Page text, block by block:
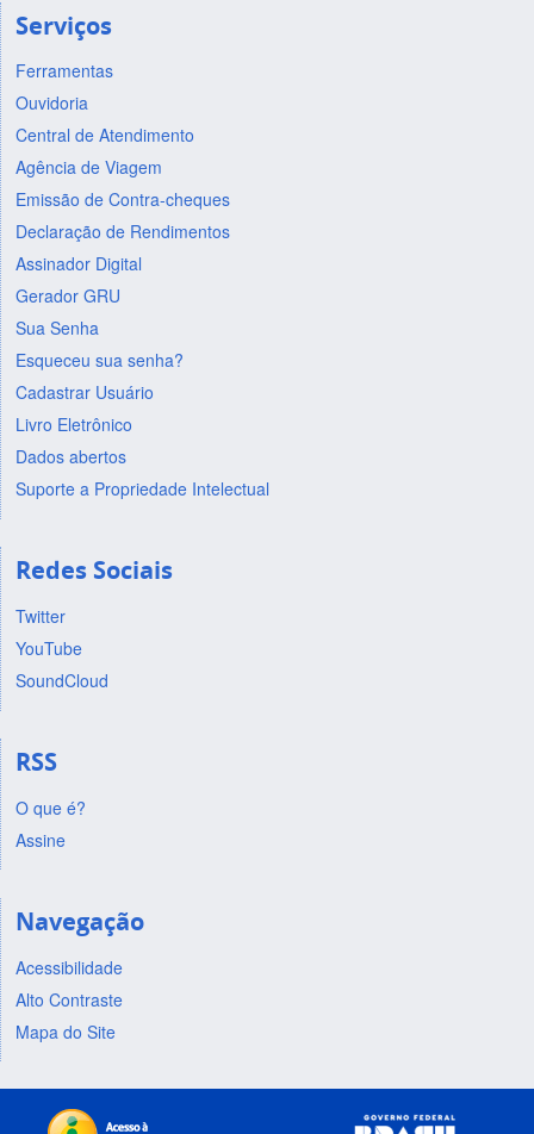
Serviços
Ferramentas
Ouvidoria
Central de Atendimento
Agência de Viagem
Emissão de Contra-cheques
Declaração de Rendimentos
Assinador Digital
Gerador GRU
Sua Senha
Esqueceu sua senha?
Cadastrar Usuário
Livro Eletrônico
Dados abertos
Suporte a Propriedade Intelectual
Redes Sociais
Twitter
YouTube
SoundCloud
RSS
O que é?
Assine
Navegação
Acessibilidade
Alto Contraste
Mapa do Site